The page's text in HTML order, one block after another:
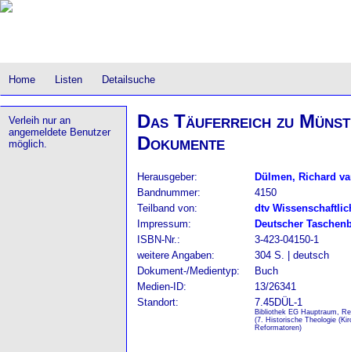
Home Listen Detailsuche
Verleih nur an
angemeldete Benutzer
möglich.
Das Täuferreich zu
Dokumente
Herausgeber:
Dülmen, Richard
Bandnummer:
4150
Teilband von:
dtv
Impressum:
Deutscher
ISBN-Nr.:
3-423-04150-1
weitere Angaben:
304 S. | deutsch
Dokument-/Medientyp:
Buch
Medien-ID:
13/26341
Standort:
7.45DÜL-1
Bibliothek EG Hauptraum,
(7. Historische Theologie
Reformatoren)